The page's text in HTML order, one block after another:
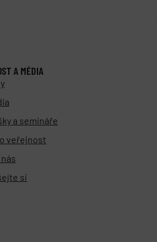
A MÉDIA
a semináře
veřejnost
si